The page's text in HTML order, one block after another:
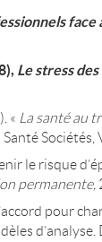
face
Le stress
« La santé au
Sociétés,
le risque
permanente,
pour
d’analyse.